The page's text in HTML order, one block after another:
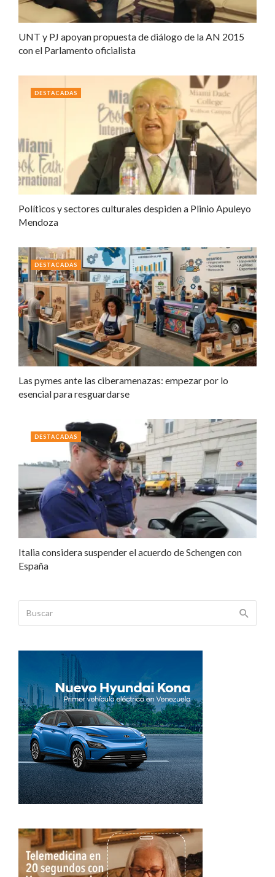
UNT y PJ apoyan propuesta de diálogo de la AN 2015
con el Parlamento oficialista
Políticos y sectores culturales despiden a Plinio Apuleyo
Mendoza
DESTACADAS
Las pymes ante las ciberamenazas: empezar por lo
esencial para resguardarse
DESTACADAS
Italia considera suspender el acuerdo de Schengen con
España
DESTACADAS